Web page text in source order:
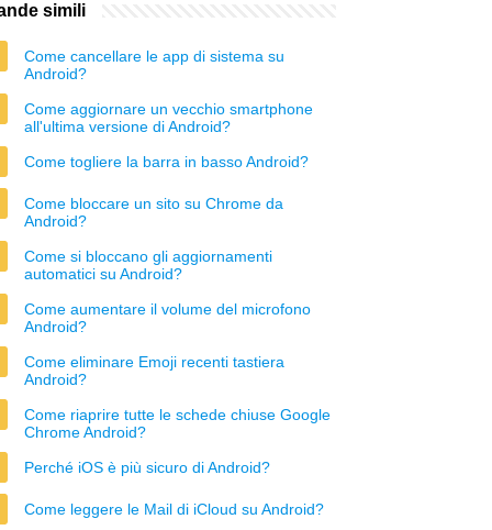
simili
Come cancellare le app di sistema su
Android?
Come aggiornare un vecchio smartphone
all'ultima versione di Android?
Come togliere la barra in basso Android?
Come bloccare un sito su Chrome da
Android?
Come si bloccano gli aggiornamenti
automatici su Android?
Come aumentare il volume del microfono
Android?
Come eliminare Emoji recenti tastiera
Android?
Come riaprire tutte le schede chiuse Google
Chrome Android?
Perché iOS è più sicuro di Android?
Come leggere le Mail di iCloud su Android?